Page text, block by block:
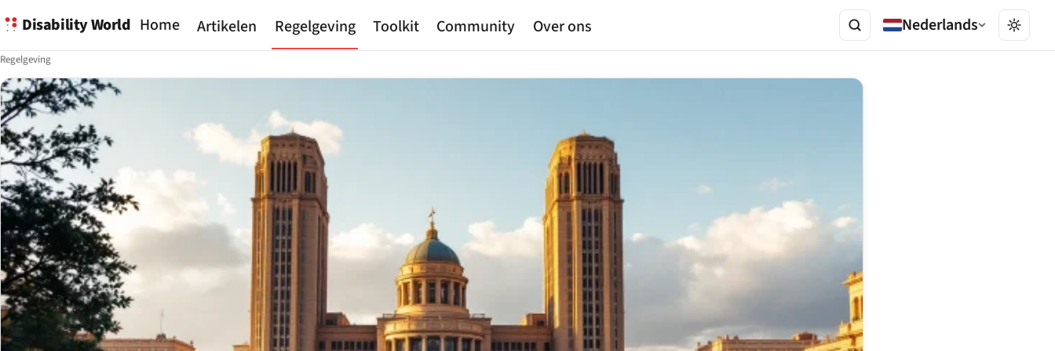
Disability World Home Artikelen Regelgeving Toolkit Community Over ons Nederlands
Regelgeving